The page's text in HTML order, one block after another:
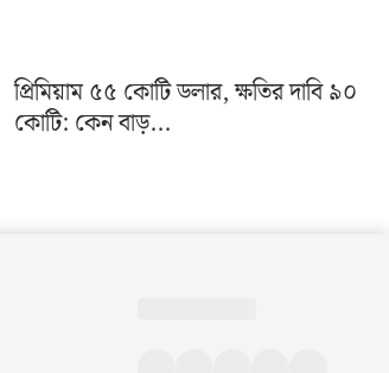
প্রিমিয়াম ৫৫ কোটি ডলার, ক্ষতির দাবি ৯০
কোটি: কেন বাড়...